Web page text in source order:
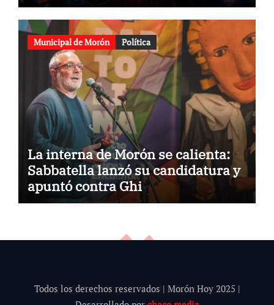
Municipal de Morón Política
La interna de Morón se calienta:
Sabbatella lanzó su candidatura y
apuntó contra Ghi
Todos los derechos reservados | Morón Hoy 2025 |